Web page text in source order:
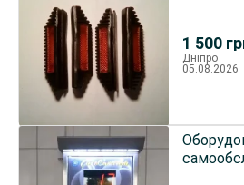
1 500
Дніпро
05.08.2026